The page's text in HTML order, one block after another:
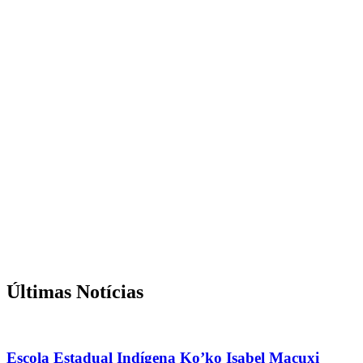
Últimas Notícias
Escola Estadual Indígena Ko’ko Isabel Macuxi